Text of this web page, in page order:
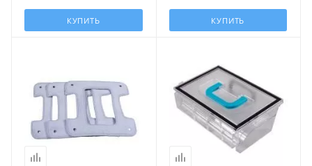
КУПИТЬ КУПИТЬ